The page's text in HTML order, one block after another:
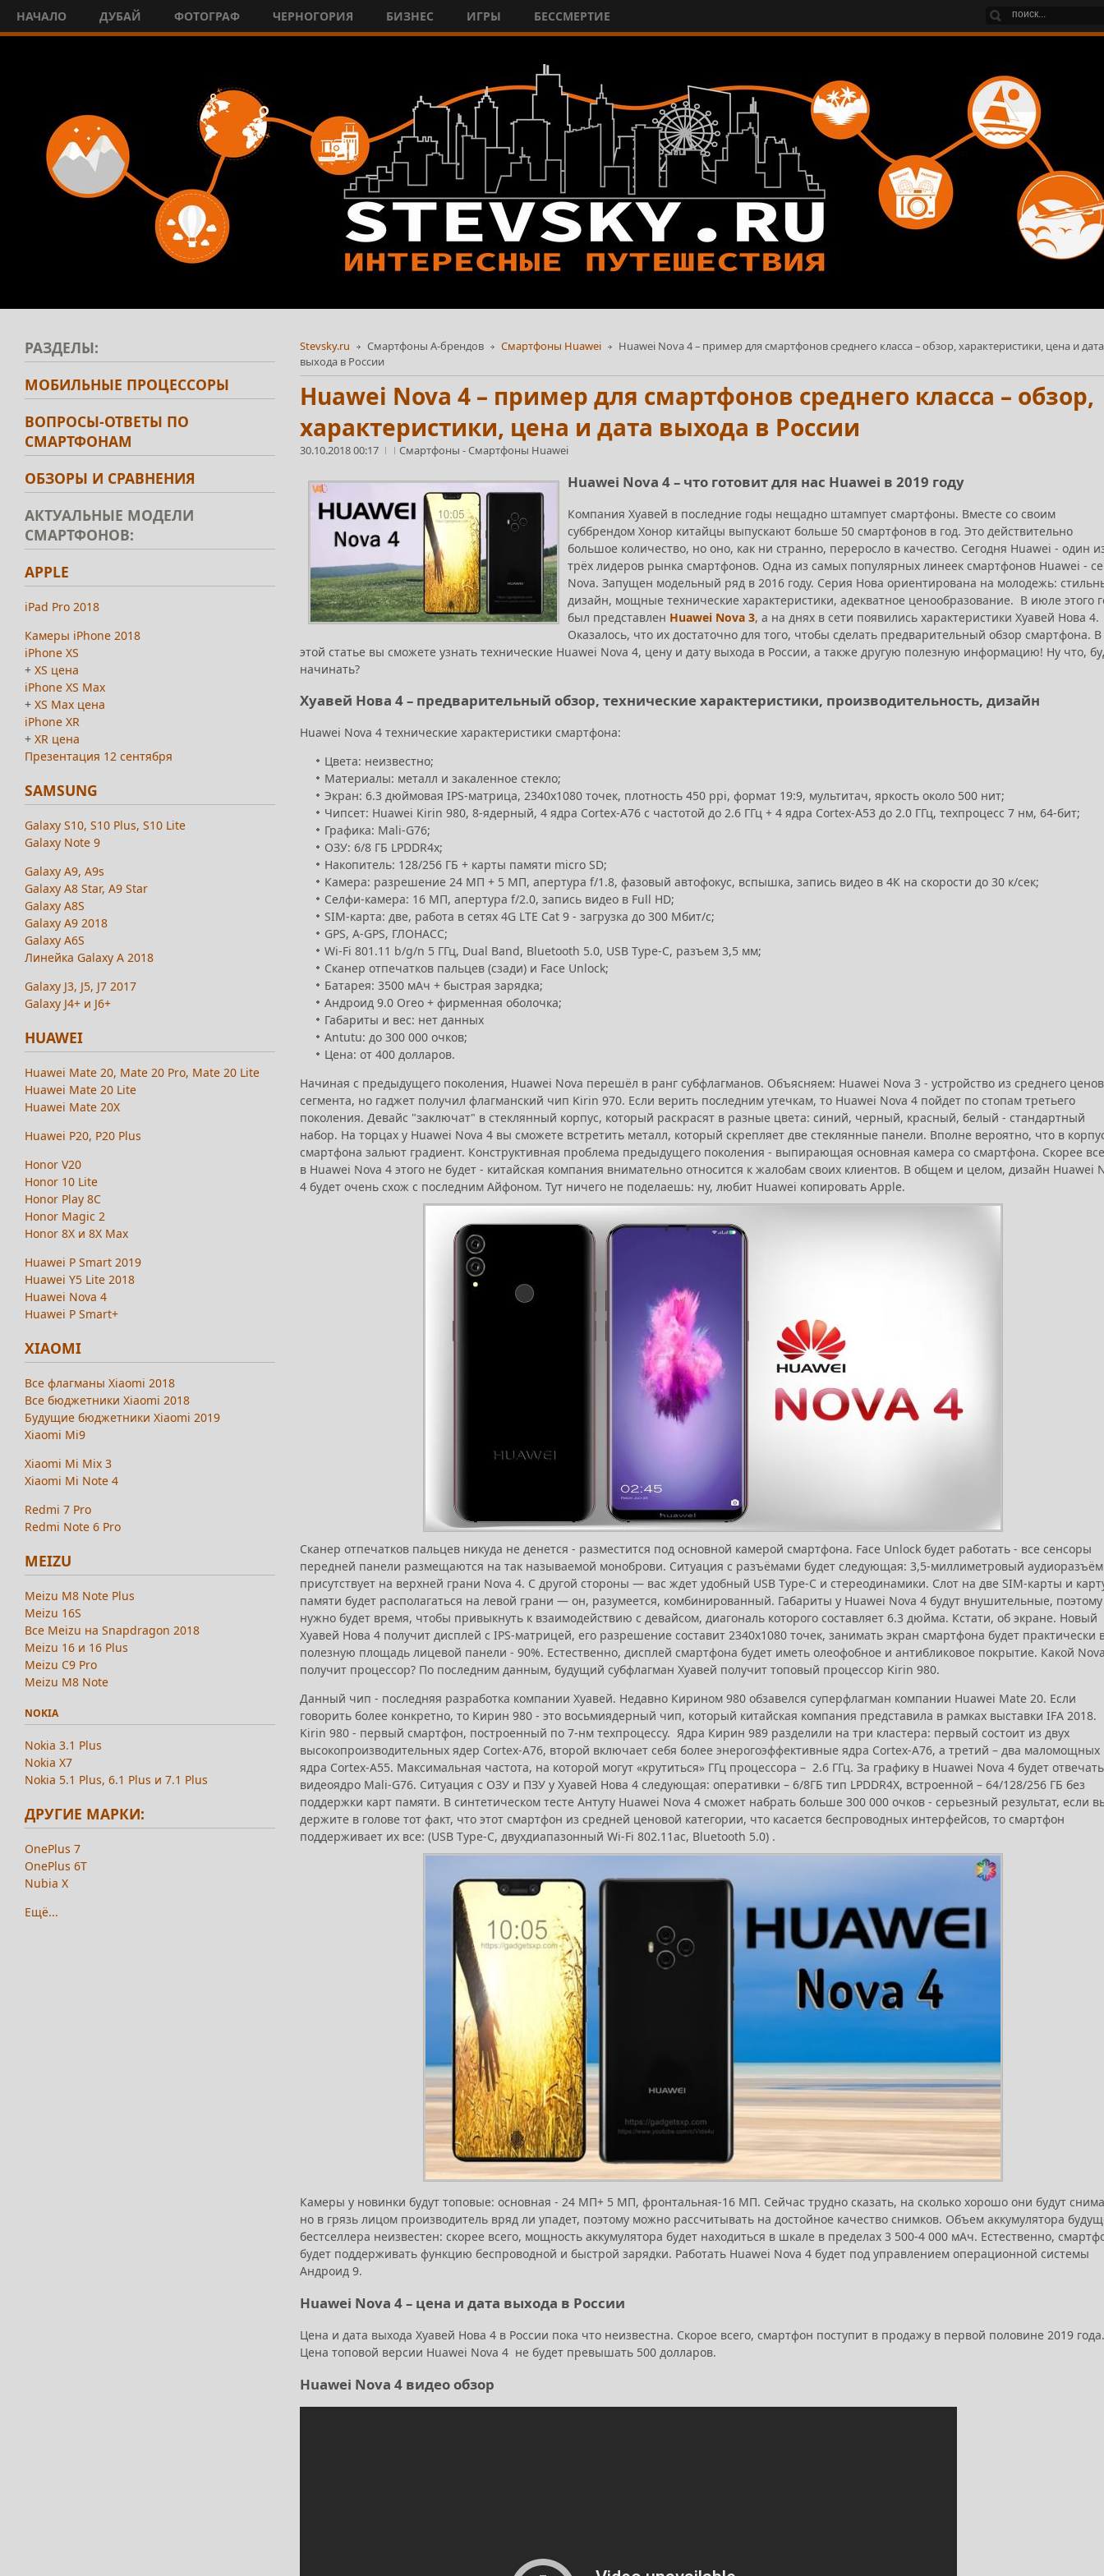
НАЧАЛО ДУБАЙ ФОТОГРАФ ЧЕРНОГОРИЯ БИЗНЕС ИГРЫ БЕССМЕРТИЕ
Stevsky.ru Смартфоны А-брендов Смартфоны Huawei
Huawei Nova 4 – пример для смартфонов среднего класса – обзор, характеристики, цена и дата
выхода в России
Huawei Nova 4 – пример для смартфонов среднего класса – обзор,
характеристики, цена и дата выхода в России
30.10.2018 00:17 Смартфоны -Смартфоны Huawei
Huawei Nova 4 – что готовит для нас Huawei в 2019 году
Компания Хуавей в последние годы нещадно штампует смартфоны. Вместе со своим
суббрендом Хонор китайцы выпускают больше 50 смартфонов в год. Это действительно
большое количество, но оно, как ни странно, переросло в качество. Сегодня Huawei - один
трёх лидеров рынка смартфонов. Одна из самых популярных линеек смартфонов Huawei -
Nova. Запущен модельный ряд в 2016 году. Серия Нова ориентирована на молодежь:
дизайн, мощные технические характеристики, адекватное ценообразование. В июле этого
был представлен Huawei Nova 3, а на днях в сети появились характеристики Хуавей Нова 4.
Оказалось, что их достаточно для того, чтобы сделать предварительный обзор смартфона. В
этой статье вы сможете узнать технические Huawei Nova 4, цену и дату выхода в России, а также другую полезную информацию! Ну что,
начинать?
Хуавей Нова 4 – предварительный обзор, технические характеристики, производительность, дизайн
Huawei Nova 4 технические характеристики смартфона:
Цвета: неизвестно;
Материалы: металл и закаленное стекло;
Экран: 6.3 дюймовая IPS-матрица, 2340х1080 точек, плотность 450 ppi, формат 19:9, мультитач, яркость около 500 нит;
Чипсет: Huawei Kirin 980, 8-ядерный, 4 ядра Cortex-A76 с частотой до 2.6 ГГц + 4 ядра Cortex-A53 до 2.0 ГГц, техпроцесс 7 нм, 64-бит;
Графика: Mali-G76;
ОЗУ: 6/8 ГБ LPDDR4x;
Накопитель: 128/256 ГБ + карты памяти micro SD;
Камера: разрешение 24 МП + 5 МП, апертура f/1.8, фазовый автофокус, вспышка, запись видео в 4К на скорости до 30 к/сек;
Селфи-камера: 16 МП, апертура f/2.0, запись видео в Full HD;
SIM-карта: две, работа в сетях 4G LTE Cat 9 - загрузка до 300 Мбит/с;
GPS, A-GPS, ГЛОНАСС;
Wi-Fi 801.11 b/g/n 5 ГГц, Dual Band, Bluetooth 5.0, USB Type-C, разъем 3,5 мм;
Сканер отпечатков пальцев (сзади) и Face Unlock;
Батарея: 3500 мАч + быстрая зарядка;
Андроид 9.0 Oreo + фирменная оболочка;
Габариты и вес: нет данных
Antutu: до 300 000 очков;
Цена: от 400 долларов.
Начиная с предыдущего поколения, Huawei Nova перешёл в ранг субфлагманов. Объясняем: Huawei Nova 3 - устройство из среднего
сегмента, но гаджет получил флагманский чип Kirin 970. Если верить последним утечкам, то Huawei Nova 4 пойдет по стопам третьего
поколения. Девайс "заключат" в стеклянный корпус, который раскрасят в разные цвета: синий, черный, красный, белый - стандартный
набор. На торцах у Huawei Nova 4 вы сможете встретить металл, который скрепляет две стеклянные панели. Вполне вероятно, что в
смартфона зальют градиент. Конструктивная проблема предыдущего поколения - выпирающая основная камера со смартфона. Скорее
в Huawei Nova 4 этого не будет - китайская компания внимательно относится к жалобам своих клиентов. В общем и целом, дизайн Huawei
4 будет очень схож с последним Айфоном. Тут ничего не поделаешь: ну, любит Huawei копировать Apple.
Сканер отпечатков пальцев никуда не денется - разместится под основной камерой смартфона. Face Unlock будет работать - все сенсоры
передней панели размещаются на так называемой моноброви. Ситуация с разъёмами будет следующая: 3,5-миллиметровый аудиоразъём
присутствует на верхней грани Nova 4. С другой стороны — вас ждет удобный USB Type-C и стереодинамики. Слот на две SIM-карты и
памяти будет располагаться на левой грани — он, разумеется, комбинированный. Габариты у Huawei Nova 4 будут внушительные, поэтому
нужно будет время, чтобы привыкнуть к взаимодействию с девайсом, диагональ которого составляет 6.3 дюйма. Кстати, об экране. Новый
Хуавей Нова 4 получит дисплей с IPS-матрицей, его разрешение составит 2340x1080 точек, занимать экран смартфона будет практически
полезную площадь лицевой панели - 90%. Естественно, дисплей смартфона будет иметь олеофобное и антибликовое покрытие. Какой
получит процессор? По последним данным, будущий субфлагман Хуавей получит топовый процессор Kirin 980.
Данный чип - последняя разработка компании Хуавей. Недавно Кирином 980 обзавелся суперфлагман компании Huawei Mate 20. Если
говорить более конкретно, то Кирин 980 - это восьмиядерный чип, который китайская компания представила в рамках выставки IFA 2018.
Kirin 980 - первый смартфон, построенный по 7-нм техпроцессу. Ядра Кирин 989 разделили на три кластера: первый состоит из двух
высокопроизводительных ядер Cortex-A76, второй включает себя более энерогоэффективные ядра Cortex-A76, а третий – два маломощных
ядра Cortex-A55. Максимальная частота, на которой могут «крутиться» ГГц процессора – 2.6 ГГц. За графику в Huawei Nova 4 будет отвечать
видеоядро Mali-G76. Ситуация с ОЗУ и ПЗУ у Хуавей Нова 4 следующая: оперативки – 6/8ГБ тип LPDDR4X, встроенной – 64/128/256 ГБ без
поддержки карт памяти. В синтетическом тесте Антуту Huawei Nova 4 сможет набрать больше 300 000 очков - серьезный результат, если
держите в голове тот факт, что этот смартфон из средней ценовой категории, что касается беспроводных интерфейсов, то смартфон
поддерживает их все: (USB Type-C, двухдиапазонный Wi-Fi 802.11ac, Bluetooth 5.0) .
Камеры у новинки будут топовые: основная - 24 МП+ 5 МП, фронтальная-16 МП. Сейчас трудно сказать, на сколько хорошо они будут
но в грязь лицом производитель вряд ли упадет, поэтому можно рассчитывать на достойное качество снимков. Объем аккумулятора
бестселлера неизвестен: скорее всего, мощность аккумулятора будет находиться в шкале в пределах 3 500-4 000 мАч. Естественно,
будет поддерживать функцию беспроводной и быстрой зарядки. Работать Huawei Nova 4 будет под управлением операционной системы
Андроид 9.
Huawei Nova 4 – цена и дата выхода в России
Цена и дата выхода Хуавей Нова 4 в России пока что неизвестна. Скорое всего, смартфон поступит в продажу в первой половине 2019 года.
Цена топовой версии Huawei Nova 4 не будет превышать 500 долларов.
Huawei Nova 4 видео обзор
РАЗДЕЛЫ:
МОБИЛЬНЫЕ ПРОЦЕССОРЫ
ВОПРОСЫ-ОТВЕТЫ ПО
СМАРТФОНАМ
ОБЗОРЫ И СРАВНЕНИЯ
АКТУАЛЬНЫЕ МОДЕЛИ
СМАРТФОНОВ:
APPLE
iPad Pro 2018
Камеры iPhone 2018
iPhone XS
+ XS цена
iPhone XS Max
+ XS Max цена
iPhone XR
+ XR цена
Презентация 12 сентября
SAMSUNG
Galaxy S10, S10 Plus, S10 Lite
Galaxy Note 9
Galaxy A9, A9s
Galaxy A8 Star, A9 Star
Galaxy A8S
Galaxy A9 2018
Galaxy A6S
Линейка Galaxy A 2018
Galaxy J3, J5, J7 2017
Galaxy J4+ и J6+
HUAWEI
Huawei Mate 20, Mate 20 Pro, Mate 20 Lite
Huawei Mate 20 Lite
Huawei Mate 20X
Huawei P20, P20 Plus
Honor V20
Honor 10 Lite
Honor Play 8C
Honor Magic 2
Honor 8X и 8X Max
Huawei P Smart 2019
Huawei Y5 Lite 2018
Huawei Nova 4
Huawei P Smart+
XIAOMI
Все флагманы Xiaomi 2018
Все бюджетники Xiaomi 2018
Будущие бюджетники Xiaomi 2019
Xiaomi Mi9
Xiaomi Mi Mix 3
Xiaomi Mi Note 4
Redmi 7 Pro
Redmi Note 6 Pro
MEIZU
Meizu M8 Note Plus
Meizu 16S
Все Meizu на Snapdragon 2018
Meizu 16 и 16 Plus
Meizu C9 Pro
Meizu M8 Note
NOKIA
Nokia 3.1 Plus
Nokia X7
Nokia 5.1 Plus, 6.1 Plus и 7.1 Plus
ДРУГИЕ МАРКИ:
OnePlus 7
OnePlus 6T
Nubia X
Ещё...